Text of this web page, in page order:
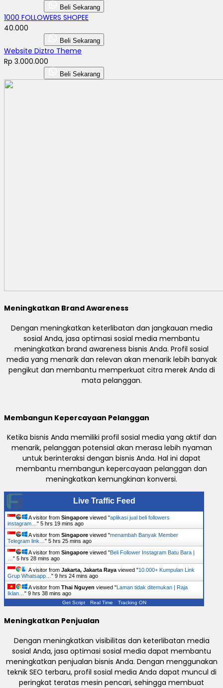
Beli Sekarang
1000 FOLLOWERS SHOPEE
40.000
Beli Sekarang
Website Diztro Theme
Rp 3.000.000
Beli Sekarang
Meningkatkan Brand Awareness
Dengan meningkatkan keterlibatan dan jangkauan media
sosial Anda, jasa optimasi sosial media membantu
meningkatkan brand awareness bisnis Anda. Profil sosial
media yang menarik dan relevan akan menarik lebih banyak
pengikut dan membantu memperkuat citra merek Anda di
mata pelanggan.
Membangun Kepercayaan Pelanggan
Ketika bisnis Anda memiliki profil sosial media yang aktif dan
menarik, pelanggan potensial akan merasa lebih nyaman
untuk berinteraksi dengan bisnis Anda. Hal ini dapat
membantu membangun kepercayaan pelanggan dan
meningkatkan kemungkinan konversi.
Live Traffic Feed
A visitor from Singapore viewed "aplikasi jual beli followers
instagram… " 5 hrs 19 mins ago
A visitor from Singapore viewed "menambah Banyak Member
Telegram link… " 5 hrs 25 mins ago
A visitor from Singapore viewed "Beli Follower Instagram Batu Bara |
" 5 hrs 28 mins ago
A visitor from Jakarta, Jakarta Raya viewed "10.000+ Kumpulan Link
Grup Whatsapp… " 9 hrs 24 mins ago
A visitor from Thai Nguyen viewed " Laman tidak ditemukan | Raja
Iklan… " 9 hrs 38 mins ago
Get Script Real Time Tracking ON
Meningkatkan Penjualan
Dengan meningkatkan visibilitas dan keterlibatan media
sosial Anda, jasa optimasi sosial media dapat membantu
meningkatkan penjualan bisnis Anda. Dengan menggunakan
teknik SEO terbaru, profil sosial media Anda dapat muncul di
peringkat teratas mesin pencari, sehingga membuat